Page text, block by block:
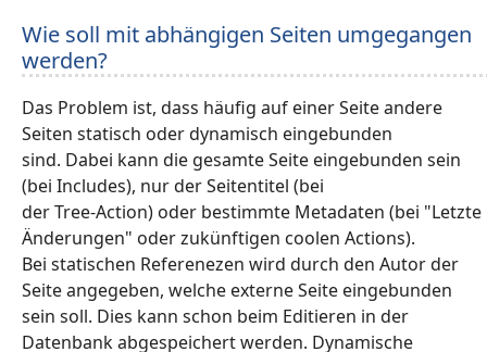
Wie soll mit abhängigen Seiten umgegangen
werden?
Das Problem ist, dass häufig auf einer Seite andere
Seiten statisch oder dynamisch eingebunden
sind. Dabei kann die gesamte Seite eingebunden sein
(bei Includes), nur der Seitentitel (bei
der Tree-Action) oder bestimmte Metadaten (bei "Letzte
Änderungen" oder zukünftigen coolen Actions).
Bei statischen Referenezen wird durch den Autor der
Seite angegeben, welche externe Seite eingebunden
sein soll. Dies kann schon beim Editieren in der
Datenbank abgespeichert werden. Dynamische